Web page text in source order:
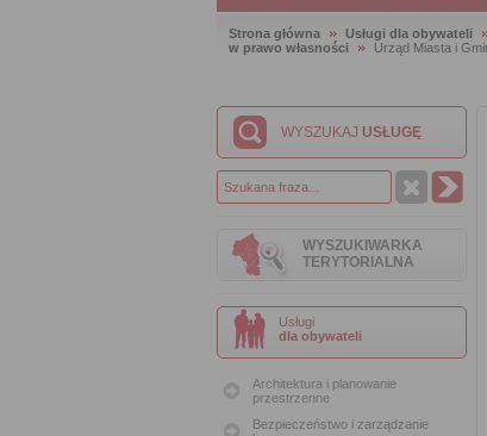
Strona główna Usługi dla obywateli
w prawo własności
Urząd Miasta i
WYSZUKAJ USŁUGĘ
WYSZUKIWARKA
TERYTORIALNA
Usługi
dla obywateli
Architektura i planowanie
przestrzenne
Bezpieczeństwo i zarządzanie